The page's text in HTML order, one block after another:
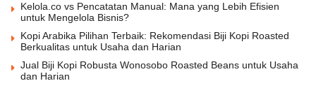
Kelola.co vs Pencatatan Manual: Mana yang Lebih Efisien
untuk Mengelola Bisnis?
Kopi Arabika Pilihan Terbaik: Rekomendasi Biji Kopi Roasted
Berkualitas untuk Usaha dan Harian
Jual Biji Kopi Robusta Wonosobo Roasted Beans untuk Usaha
dan Harian